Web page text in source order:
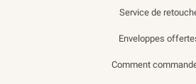
Service de
Enveloppes
Comment